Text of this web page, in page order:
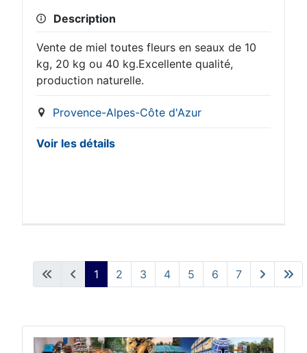
Description
Vente de miel toutes fleurs en seaux de 10
kg, 20 kg ou 40 kg.Excellente qualité,
production naturelle.
Provence-Alpes-Côte d'Azur
Voir les détails
1 2 3 4 5 6 7